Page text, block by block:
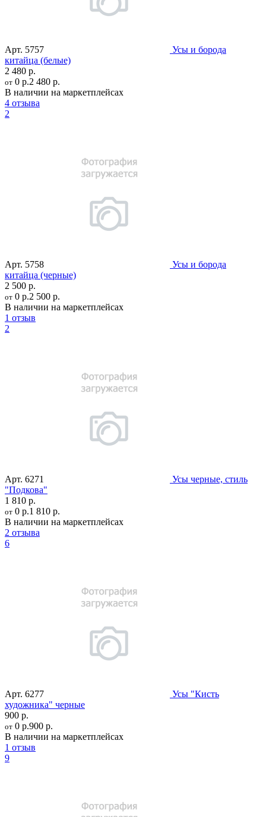
Арт. 5757
Усы и борода
китайца (белые)
2 480 р.
от 0 р.2 480 р.
В наличии на маркетплейсах
4 отзыва
2
Арт. 5758
Усы и борода
китайца (черные)
2 500 р.
от 0 р.2 500 р.
В наличии на маркетплейсах
1 отзыв
2
Арт. 6271
Усы черные, стиль
"Подкова"
1 810 р.
от 0 р.1 810 р.
В наличии на маркетплейсах
2 отзыва
6
Арт. 6277
Усы "Кисть
художника" черные
900 р.
от 0 р.900 р.
В наличии на маркетплейсах
1 отзыв
9